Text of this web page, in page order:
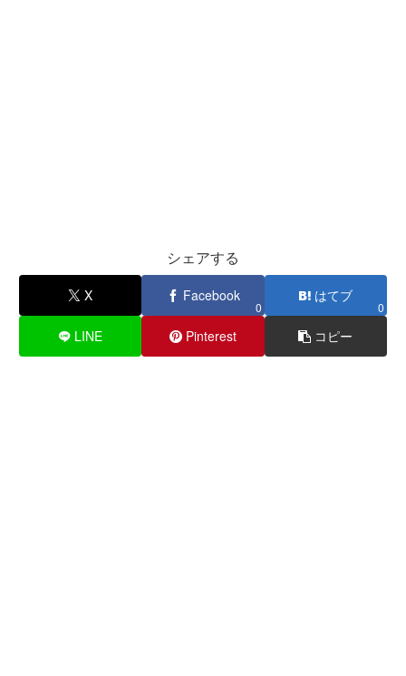
シェアする
X Facebook
0
はてブ
0
LINE Pinterest コピー